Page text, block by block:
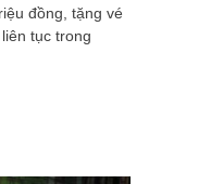
đồng, tặng vé
tục trong